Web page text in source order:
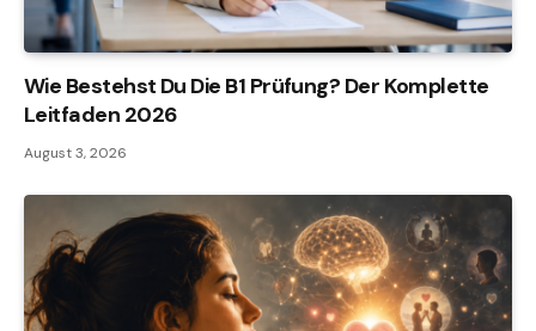
Wie Bestehst Du Die B1 Prüfung? Der Komplette
Leitfaden 2026
August 3, 2026